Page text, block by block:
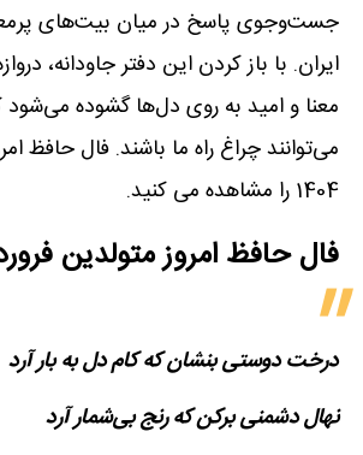
جست‌وجوی پاسخ در میان بیت‌های
ایران. با باز کردن این دفتر جاودانه،
معنا و امید به روی دل‌ها گشوده می‌شود
1404 را مشاهده می کنید.
فال حافظ امروز متولدین‌
درخت دوستی بنشان که کام دل به بار آرد
نهال دشمنی برکن که رنج بی‌شمار آرد